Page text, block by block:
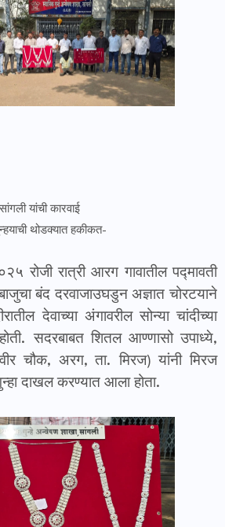
यांची कारवाई
थोडक्यात हकीकत-
रात्री आरग गावातील प‌द्मावती
बंद दरवाजाउघडुन अज्ञात चोरटयाने
देवाच्या अंगावरील सोन्या चांदीच्या
होती. सदरबाबत शितल आण्णासो उपाध्ये,
चौक, अरग, ता. मिरज) यांनी मिरज
दाखल करण्यात आला होता.